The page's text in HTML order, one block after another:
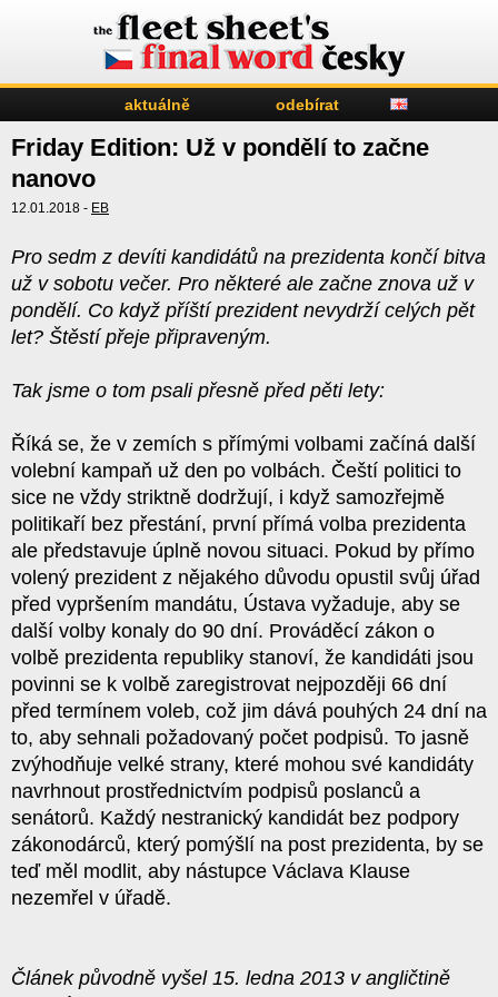
aktuálně odebírat
Friday Edition: Už v pondělí to začne
nanovo
12.01.2018 - EB
Pro sedm z devíti kandidátů na prezidenta končí bitva
už v sobotu večer. Pro některé ale začne znova už v
pondělí. Co když příští prezident nevydrží celých pět
let? Štěstí přeje připraveným.
Tak jsme o tom psali přesně před pěti lety:
Říká se, že v zemích s přímými volbami začíná další
volební kampaň už den po volbách. Čeští politici to
sice ne vždy striktně dodržují, i když samozřejmě
politikaří bez přestání, první přímá volba prezidenta
ale představuje úplně novou situaci. Pokud by přímo
volený prezident z nějakého důvodu opustil svůj úřad
před vypršením mandátu, Ústava vyžaduje, aby se
další volby konaly do 90 dní. Prováděcí zákon o
volbě prezidenta republiky stanoví, že kandidáti jsou
povinni se k volbě zaregistrovat nejpozději 66 dní
před termínem voleb, což jim dává pouhých 24 dní na
to, aby sehnali požadovaný počet podpisů. To jasně
zvýhodňuje velké strany, které mohou své kandidáty
navrhnout prostřednictvím podpisů poslanců a
senátorů. Každý nestranický kandidát bez podpory
zákonodárců, který pomýšlí na post prezidenta, by se
teď měl modlit, aby nástupce Václava Klause
nezemřel v úřadě.
Článek původně vyšel 15. ledna 2013 v angličtině